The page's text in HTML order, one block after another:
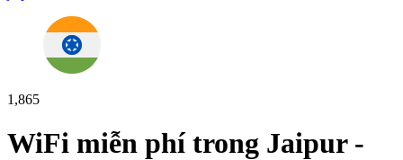
1,865
WiFi miễn phí trong Jaipur-